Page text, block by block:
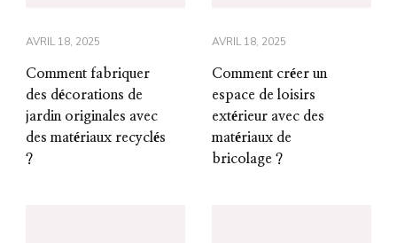
AVRIL 18, 2025
Comment fabriquer
des décorations de
jardin originales avec
des matériaux recyclés
?
AVRIL 18, 2025
Comment créer un
espace de loisirs
extérieur avec des
matériaux de
bricolage ?